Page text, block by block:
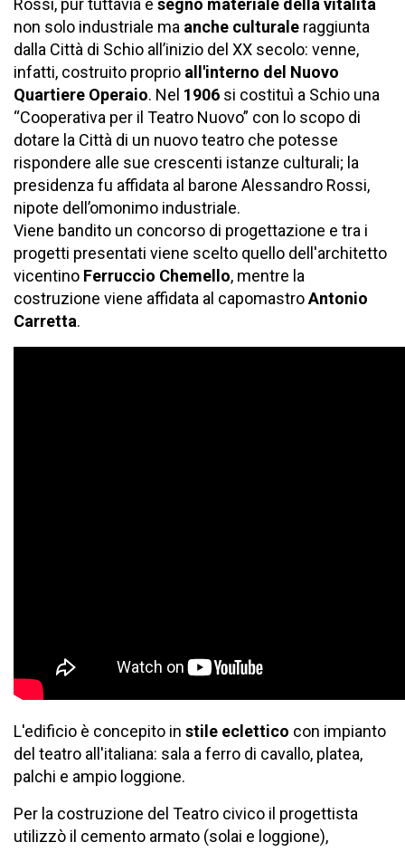
non solo industriale ma anche culturale raggiunta
dalla Città di Schio all’inizio del XX secolo: venne,
infatti, costruito proprio all'interno del Nuovo
Quartiere Operaio. Nel 1906 si costituì a Schio una
“Cooperativa per il Teatro Nuovo” con lo scopo di
dotare la Città di un nuovo teatro che potesse
rispondere alle sue crescenti istanze culturali; la
presidenza fu affidata al barone Alessandro Rossi,
nipote dell’omonimo industriale.
Viene bandito un concorso di progettazione e tra i
progetti presentati viene scelto quello dell'architetto
vicentino Ferruccio Chemello, mentre la
costruzione viene affidata al capomastroAntonio
Carretta.
L'edificio è concepito in stile eclettico con impianto
del teatro all'italiana: sala a ferro di cavallo, platea,
palchi e ampio loggione.
Per la costruzione del Teatro civico il progettista
utilizzò il cemento armato (solai e loggione),